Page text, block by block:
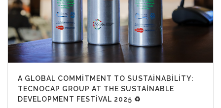
A GLOBAL COMMITMENT TO SUSTAINABILITY:
TECNOCAP GROUP AT THE SUSTAINABLE
DEVELOPMENT FESTIVAL 2025 ♻️